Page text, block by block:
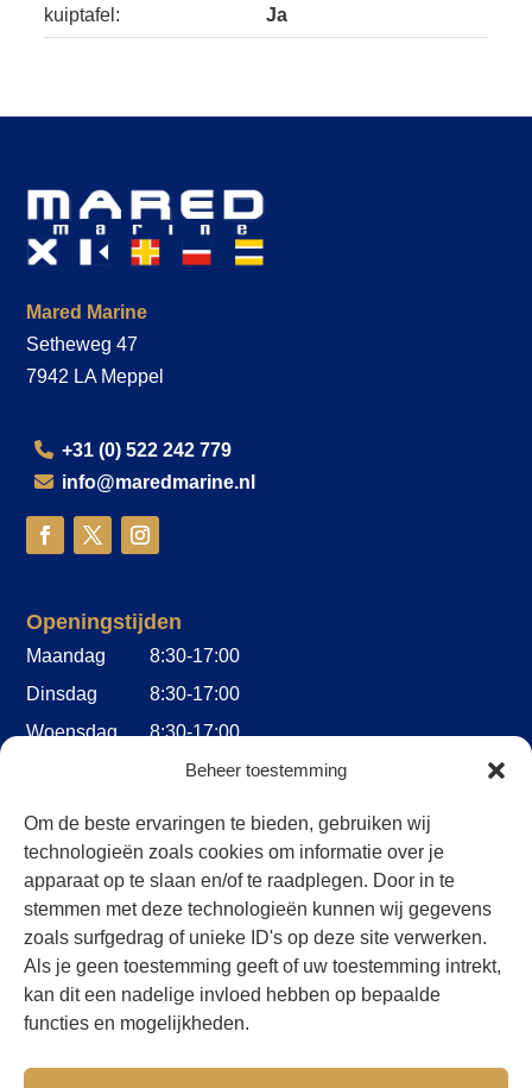
Beheer toestemming
Om de beste ervaringen te bieden, gebruiken wij
technologieën zoals cookies om informatie over je
apparaat op te slaan en/of te raadplegen. Door in te
stemmen met deze technologieën kunnen wij gegevens
zoals surfgedrag of unieke ID's op deze site verwerken.
Als je geen toestemming geeft of uw toestemming intrekt,
kan dit een nadelige invloed hebben op bepaalde
functies en mogelijkheden.
kuiptafel: Ja
Mared Marine
Setheweg 47
7942 LA Meppel
+31 (0) 522 242 779
info@maredmarine.nl
Openingstijden
Maandag
8:30-17:00
Dinsdag
8:30-17:00
Woensdag
8:30-17:00
8:30-17:00
Zaterdag
Op afspraak
Zondag
Gesloten
Gedurende de periode van 01.11 t/m 01.03 en van 01.07
t/m 01.09 zijn wij op zaterdagen uitsluitend op afspraak
geopend.